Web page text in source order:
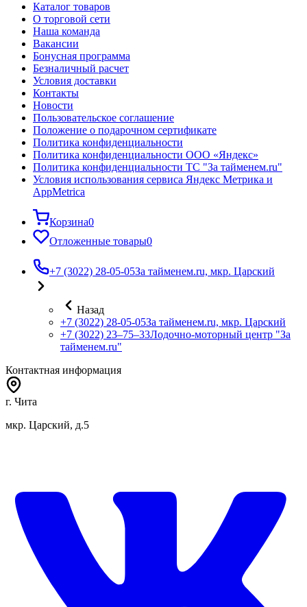
Каталог товаров
О торговой сети
Наша команда
Вакансии
Бонусная программа
Безналичный расчет
Условия доставки
Контакты
Новости
Пользовательское соглашение
Положение о подарочном сертификате
Политика конфиденциальности
Политика конфиденциальности ООО «Яндекс»
Политика конфиденциальности ТС "За тайменем.ru"
Условия использования сервиса Яндекс Метрика и
AppMetrica
Корзина0
Отложенные товары0
+7 (3022) 28-05-05За тайменем.ru, мкр. Царский
Назад
+7 (3022) 28-05-05За тайменем.ru, мкр. Царский
+7 (3022) 23‒75‒33Лодочно-моторный центр "За
тайменем.ru"
Контактная информация
г. Чита
мкр. Царский, д.5